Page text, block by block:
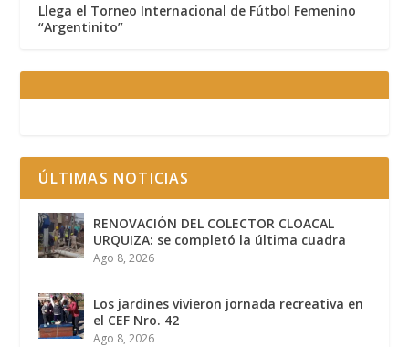
Llega el Torneo Internacional de Fútbol Femenino
“Argentinito”
ÚLTIMAS NOTICIAS
RENOVACIÓN DEL COLECTOR CLOACAL
URQUIZA: se completó la última cuadra
Ago 8, 2026
Los jardines vivieron jornada recreativa en
el CEF Nro. 42
Ago 8, 2026